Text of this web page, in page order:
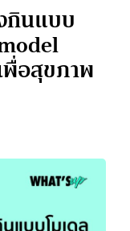
กินแบบ
พื่อสุขภาพ